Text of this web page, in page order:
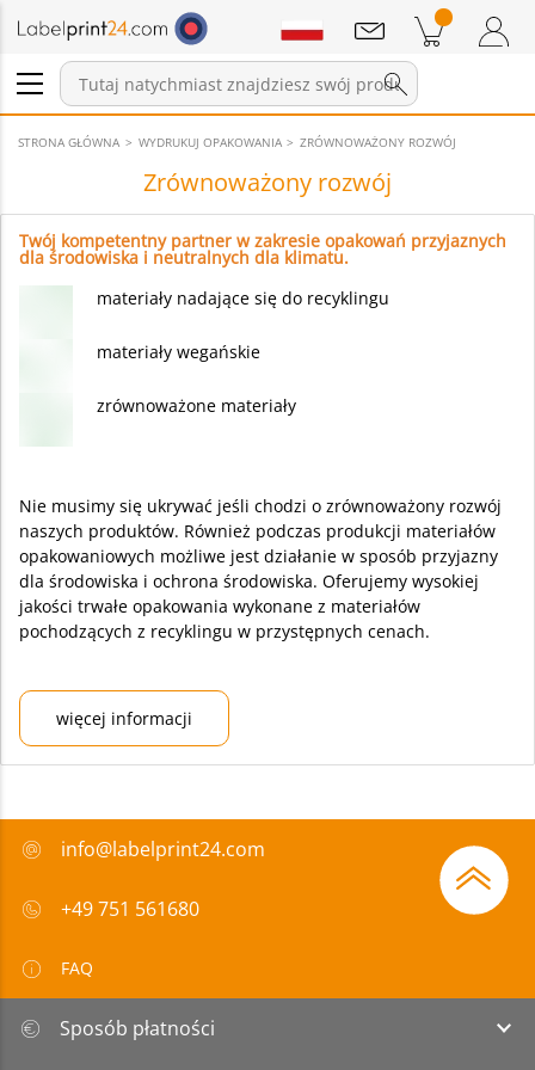
Zaloguj się / Zarejestruj
Pozycji w koszyku
Wiadomości
STRONA GŁÓWNA WYDRUKUJ OPAKOWANIA ZRÓWNOWAŻONY ROZWÓJ
Zrównoważony rozwój
Twój kompetentny partner w zakresie opakowań przyjaznych
dla środowiska i neutralnych dla klimatu.
materiały nadające się do recyklingu
materiały wegańskie
zrównoważone materiały
Nie musimy się ukrywać jeśli chodzi o zrównoważony rozwój
naszych produktów. Również podczas produkcji materiałów
opakowaniowych możliwe jest działanie w sposób przyjazny
dla środowiska i ochrona środowiska. Oferujemy wysokiej
jakości trwałe opakowania wykonane z materiałów
pochodzących z recyklingu w przystępnych cenach.
więcej informacji
info@labelprint24.com
+49 751 561680
FAQ
Sposób płatności